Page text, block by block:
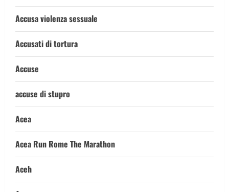
Accusa violenza sessuale
Accusati di tortura
Accuse
accuse di stupro
Acea
Acea Run Rome The Marathon
Aceh